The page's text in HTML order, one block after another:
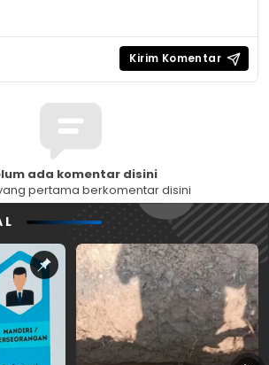
ada komentar disini
pertama berkomentar disini